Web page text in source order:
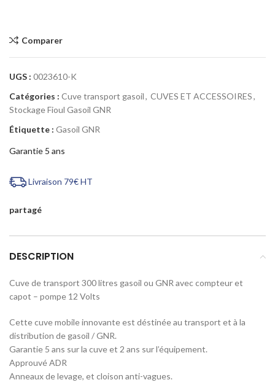
Comparer
UGS : 0023610-K
Catégories : Cuve transport gasoil, CUVES ET ACCESSOIRES,
Stockage Fioul Gasoil GNR
Étiquette : Gasoil GNR
Garantie 5 ans
Livraison 79€ HT
partagé
DESCRIPTION
Cuve de transport 300 litres gasoil ou GNR avec compteur et
capot – pompe 12 Volts
Cette cuve mobile innovante est déstinée au transport et à la
distribution de gasoil / GNR.
Garantie 5 ans sur la cuve et 2 ans sur l’équipement.
Approuvé ADR
Anneaux de levage, et cloison anti-vagues.